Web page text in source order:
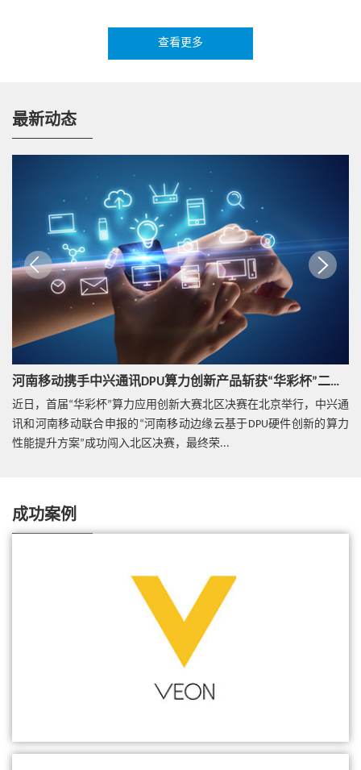
5G云基础设施，赋能电视新媒体
视频
云网底座
热点技术
让数字化转型有温度和灵魂：中兴通讯发力服务器
存储市场
热点技术
价值驱动，精准云网加速行业敏捷创新
热点技术
公有云部署核心网是挑战，更是机遇
热点技术
中兴通讯Common Edge一体机，打造MEC一站式解
来看看Common Edge为5G To B市场做了啥
查看更多
最新动态
河南移动携手中兴通讯DPU算力创新产品斩获“华彩杯”二等奖
近日，首届“华彩杯”算力应用创新大赛北区决赛在北京举行，中兴通
讯和河南移动联合申报的“河南移动边缘云基于DPU硬件创新的算力
性能提升方案”成功闯入北区决赛，最终荣...
成功案例
VEON 与ZTE 合作成功商用vEPC
中兴通讯携手Banglalink成功商用全球最大虚拟化SDM平台